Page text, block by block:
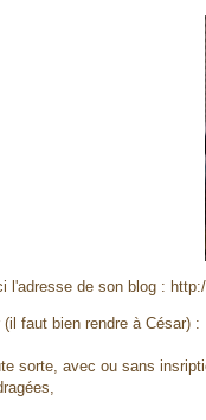
l'adresse de son blog :
faut bien rendre à César) :
sorte, avec ou sans